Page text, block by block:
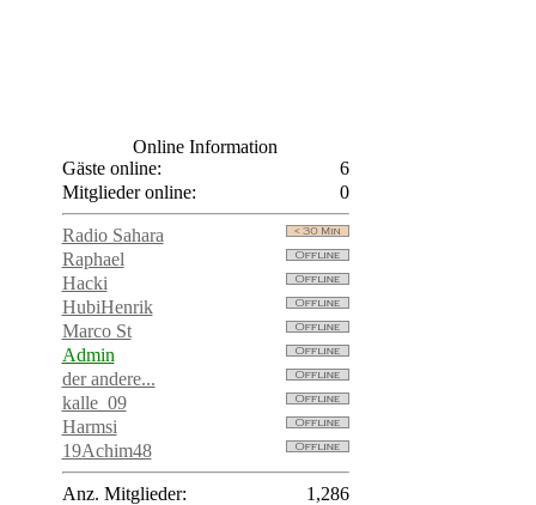
Online Information
Gäste online:
6
Mitglieder online:
0
Radio Sahara
Raphael
Hacki
HubiHenrik
Marco St
Admin
der andere...
kalle_09
Harmsi
19Achim48
Anz. Mitglieder:
1,286